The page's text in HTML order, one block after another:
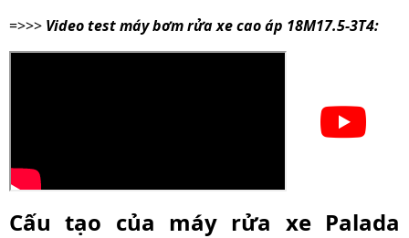
=>>> Video test máy bơm rửa xe cao áp 18M17.5-3T4:
Cấu tạo của máy rửa xe Palada